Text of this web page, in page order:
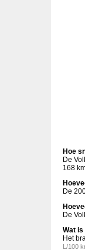
Hoe
De
168
De
De
Wat is
Het
L/100